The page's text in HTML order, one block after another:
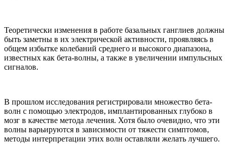
Теоретически изменения в работе базальных ганглиев должны
быть заметны в их электрической активности, проявляясь в
общем избытке колебаний среднего и высокого диапазона,
известных как бета-волны, а также в увеличении импульсных
сигналов.
В прошлом исследования регистрировали множество бета-
волн с помощью электродов, имплантированных глубоко в
мозг в качестве метода лечения. Хотя было очевидно, что эти
волны варьируются в зависимости от тяжести симптомов,
методы интерпретации этих волн оставляли желать лучшего.